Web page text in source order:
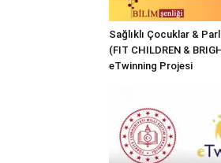
Sağlıklı Çocuklar &
(FIT CHILDREN &
eTwinning Projesi